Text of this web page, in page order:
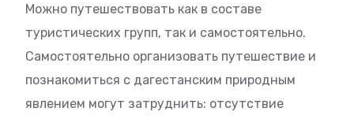
Можно путешествовать как в составе
туристических групп, так и самостоятельно.
Самостоятельно организовать путешествие и
познакомиться с дагестанским природным
явлением могут затруднить: отсутствие